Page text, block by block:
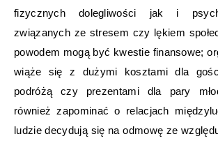
fizycznych dolegliwości jak i
związanych ze stresem czy lękiem
powodem mogą być kwestie finansowe;
wiąże się z dużymi kosztami dla
podróżą czy prezentami dla pary
również zapominać o relacjach
ludzie decydują się na odmowę ze